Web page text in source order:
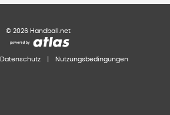
© 2026 Handball.net
Datenschutz Nutzungsbedingungen